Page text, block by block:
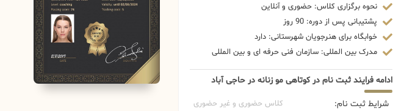
نحوه برگزاری کلاس: حضوری و آنلاین
پشتیبانی پس از دوره: 90 روز
خوابگاه برای هنرجویان شهرستانی: دارد
مدرک بین المللی: سازمان فنی حرفه ای و بین المللی
ادامه فرایند ثبت نام در کوتاهی مو زنانه در حاجی آباد
شرایط ثبت نام: کلاس حضوری و غیر حضوری